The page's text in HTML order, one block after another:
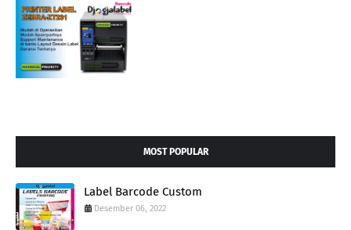
MOST POPULAR
Label Barcode Custom
Desember 06, 2022